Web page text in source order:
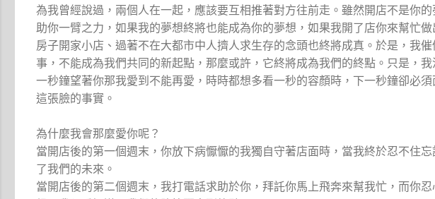
為我曾經說過，兩個人在一起，應該要互相推著對方往前走。雖然開店不是你
助你一臂之力，如果我的夢想終將也能成為你的夢想，如果我開了店你來幫忙
房子開家小店、過著不在大都市中人擠人求生存的念頭也終將成真。於是，我
事，不能成為我們共同的新起點，那麼或許，它終將成為我們的終點。只是，
一秒鐘望著你那我愛到不能再愛，時時都想多看一秒的容顏時，下一秒鐘卻必
這張臉的事實。
為什麼我會那麼愛你呢？
當開店後的第一個週末，你放下病懨懨的我獨自守著店面時，當我終於忍不住
了我們的未來。
當開店後的第二個週末，我打電話求助於你，拜託你馬上飛奔來幫我忙，而你